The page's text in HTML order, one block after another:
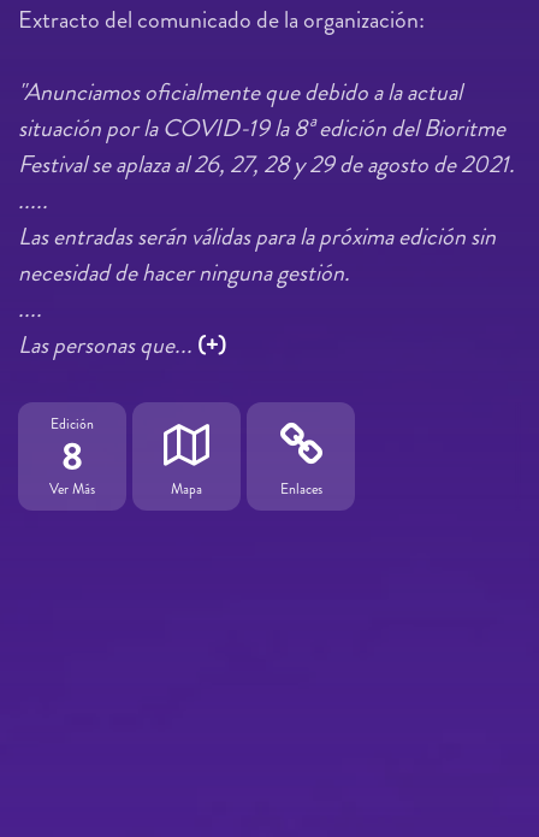
Extracto del comunicado de la organización:
"Anunciamos oficialmente que debido a la actual
situación por la COVID-19 la 8ª edición del Bioritme
Festival se aplaza al 26, 27, 28 y 29 de agosto de 2021.
.....
Las entradas serán válidas para la próxima edición sin
necesidad de hacer ninguna gestión.
....
Las personas que... (+)
Edición
8
Ver Más Mapa Enlaces